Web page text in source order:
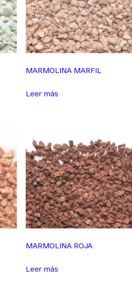
MARMOLINA MARFIL
Leer más
MARMOLINA ROJA
Leer más